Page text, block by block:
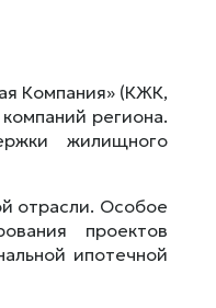
Компания» (КЖК,
региона.
жилищного
отрасли. Особое
проектов
ипотечной